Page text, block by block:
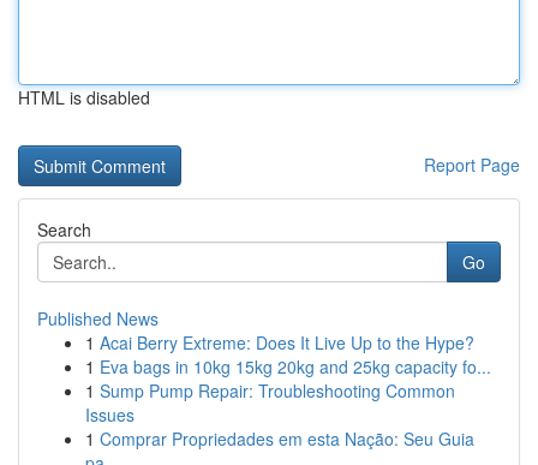
HTML is disabled
Report Page
Search
Go
Published News
1 Acai Berry Extreme: Does It Live Up to the Hype?
1 Eva bags in 10kg 15kg 20kg and 25kg capacity fo...
1 Sump Pump Repair: Troubleshooting Common
Issues
1 Comprar Propriedades em esta Nação: Seu Guia